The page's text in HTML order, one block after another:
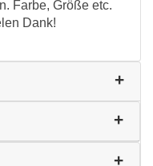
Farbe, Größe etc.
Dank!